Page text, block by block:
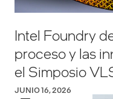
Intel Foundry
proceso y las
el Simposio
JUNIO 16, 2026